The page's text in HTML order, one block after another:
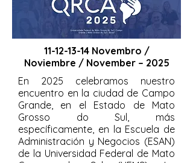
11-12-13-14Novembro /
Noviembre / November – 2025
En 2025 celebramos nuestro
encuentro en la ciudad de Campo
Grande, en el Estado de Mato
Grosso do Sul, más
específicamente, en la Escuela de
Administración y Negocios (ESAN)
de la Universidad Federal de Mato